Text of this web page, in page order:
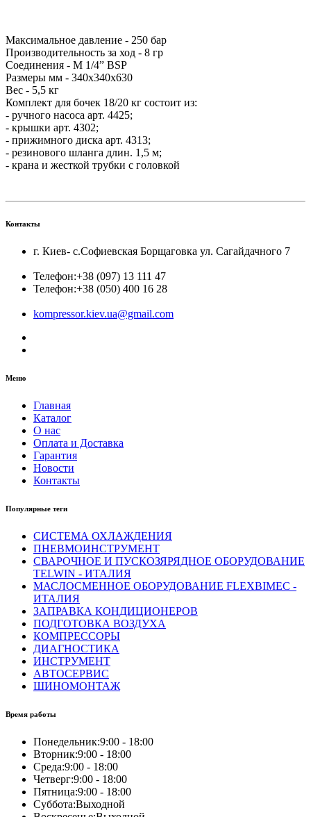
Максимальное давление - 250 бар
Производительность за ход - 8 гр
Соединения - М 1/4” BSP
Размеры мм - 340x340x630
Вес - 5,5 кг
Комплект для бочек 18/20 кг состоит из:
- ручного насоса арт. 4425;
- крышки арт. 4302;
- прижимного диска арт. 4313;
- резинового шланга длин. 1,5 м;
- крана и жесткой трубки с головкой
Контакты
г. Киев- с.Софиевская Борщаговка ул. Сагайдачного 7
Телефон:+38 (097) 13 111 47
Телефон:+38 (050) 400 16 28
kompressor.kiev.ua@gmail.com
Меню
Главная
Каталог
О нас
Оплата и Доставка
Гарантия
Новости
Контакты
Популярные теги
СИСТЕМА ОХЛАЖДЕНИЯ
ПНЕВМОИНСТРУМЕНТ
СВАРОЧНОЕ И ПУСКОЗЯРЯДНОЕ ОБОРУДОВАНИЕ
TELWIN - ИТАЛИЯ
МАСЛОСМЕННОЕ ОБОРУДОВАНИЕ FLEXBIMEC -
ИТАЛИЯ
ЗАПРАВКА КОНДИЦИОНЕРОВ
ПОДГОТОВКА ВОЗДУХА
КОМПРЕССОРЫ
ДИАГНОСТИКА
ИНСТРУМЕНТ
АВТОСЕРВИС
ШИНОМОНТАЖ
Время работы
Понедельник:9:00 - 18:00
Вторник:9:00 - 18:00
Среда:9:00 - 18:00
Четверг:9:00 - 18:00
Пятница:9:00 - 18:00
Суббота:Выходной